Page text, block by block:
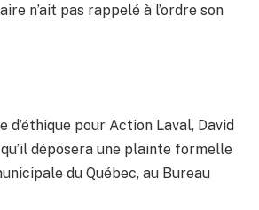
n’ait pas rappelé à l’ordre son
d’éthique pour Action Laval, David
déposera une plainte formelle
du Québec, au Bureau